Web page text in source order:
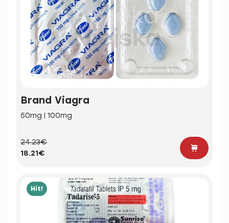
Brand Viagra
50mg | 100mg
24.23€
18.21€
Hit!